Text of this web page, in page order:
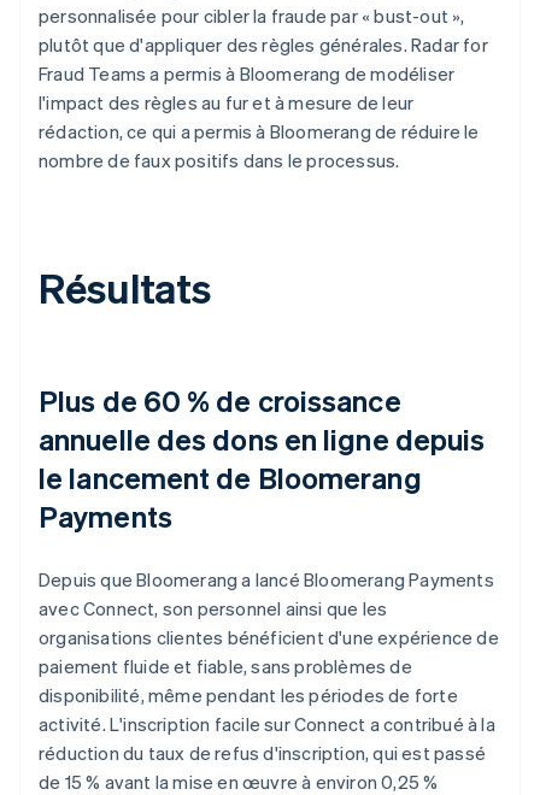
personnalisée pour cibler la fraude par « bust-out »,
plutôt que d'appliquer des règles générales. Radar for
Fraud Teams a permis à Bloomerang de modéliser
l'impact des règles au fur et à mesure de leur
rédaction, ce qui a permis à Bloomerang de réduire le
nombre de faux positifs dans le processus.
Résultats
Plus de 60 % de croissance
annuelle des dons en ligne depuis
le lancement de Bloomerang
Payments
Depuis que Bloomerang a lancé Bloomerang Payments
avec Connect, son personnel ainsi que les
organisations clientes bénéficient d'une expérience de
paiement fluide et fiable, sans problèmes de
disponibilité, même pendant les périodes de forte
activité. L'inscription facile sur Connect a contribué à la
réduction du taux de refus d'inscription, qui est passé
de 15 % avant la mise en œuvre à environ 0,25 %